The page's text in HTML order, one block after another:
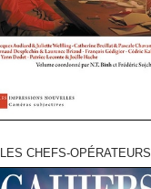
LES CHEFS-OPÉRATEURS